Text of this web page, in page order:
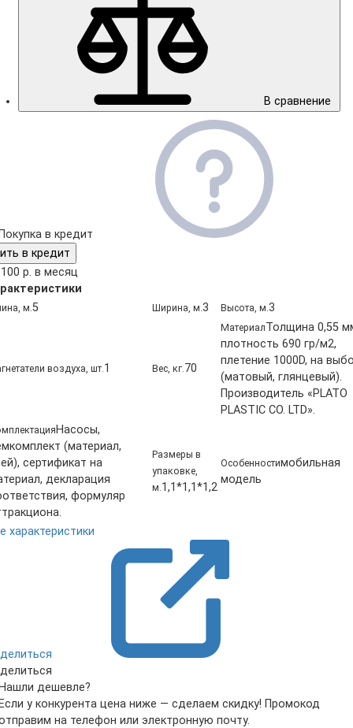
В сравнение
в кредит
в кредит
р. в месяц
м.5 Ширина, м.3 Высота, м.3
воздуха, шт.1 Вес, кг.70
МатериалТолщина 0,55
плотность 690 гр/м2,
плетение 1000D, на
(матовый, глянцевый).
Производитель «PLATO
PLASTIC CO. LTD».
Насосы,
(материал,
сертификат на
декларация
формуляр
Размеры в
упаковке,
м.1,1*1,1*1,2
Особенностимобильная
модель
характеристики
дешевле?
у конкурента цена ниже — сделаем скидку! Промокод
на телефон или электронную почту.